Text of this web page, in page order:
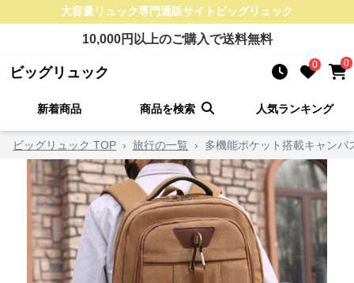
大容量リュック専門通販サイト ビッグリュック
10,000円以上のご購入で送料無料
ビッグリュック 0 0
新着商品 商品を検索 人気ランキング
ビッグリュック TOP › 旅行の一覧 › 多機能ポケット搭載キャン